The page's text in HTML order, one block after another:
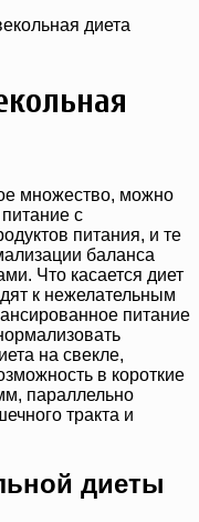
диета
множество, можно
с
питания, и те
баланса
Что касается диет
к нежелательным
питание
на свекле,
в короткие
параллельно
тракта и
диеты